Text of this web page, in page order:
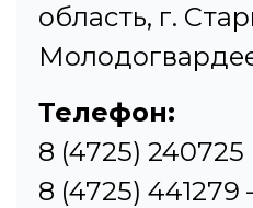
область, г.
Телефон:
8 (4725) 240725
8 (4725) 441279